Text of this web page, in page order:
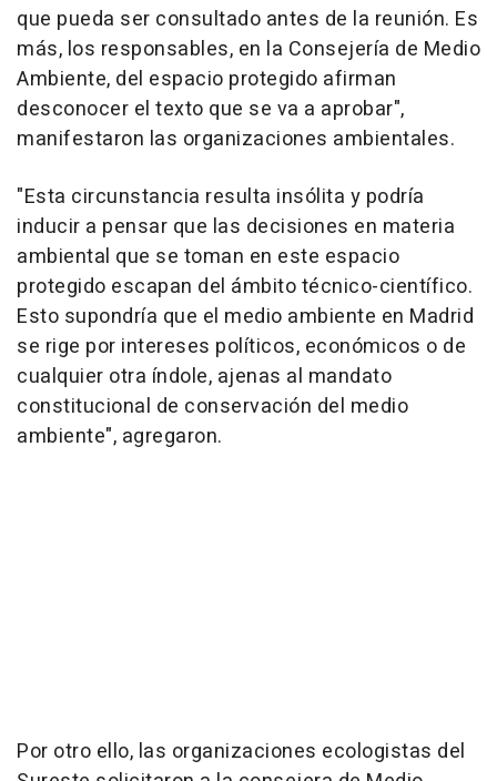
que pueda ser consultado antes de la reunión. Es
más, los responsables, en la Consejería de Medio
Ambiente, del espacio protegido afirman
desconocer el texto que se va a aprobar",
manifestaron las organizaciones ambientales.
"Esta circunstancia resulta insólita y podría
inducir a pensar que las decisiones en materia
ambiental que se toman en este espacio
protegido escapan del ámbito técnico-científico.
Esto supondría que el medio ambiente en Madrid
se rige por intereses políticos, económicos o de
cualquier otra índole, ajenas al mandato
constitucional de conservación del medio
ambiente", agregaron.
Por otro ello, las organizaciones ecologistas del